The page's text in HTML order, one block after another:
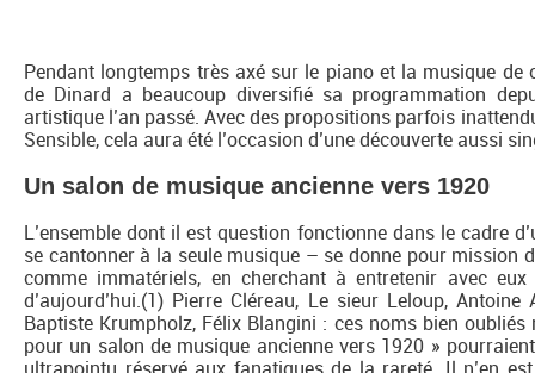
Pendant longtemps très axé sur le piano et la musique
de Dinard a beaucoup diversifié sa programmation
artistique l’an passé. Avec des propositions parfois
Sensible, cela aura été l’occasion d’une découverte aussi
Un salon de musique ancienne vers 1920
L’ensemble dont il est question fonctionne dans le cadre
se cantonner à la seule musique – se donne pour mission
comme immatériels, en cherchant à entretenir avec
d’aujourd’hui.(1) Pierre Cléreau, Le sieur Leloup,
Baptiste Krumpholz, Félix Blangini : ces noms bien
pour un salon de musique ancienne vers 1920 »